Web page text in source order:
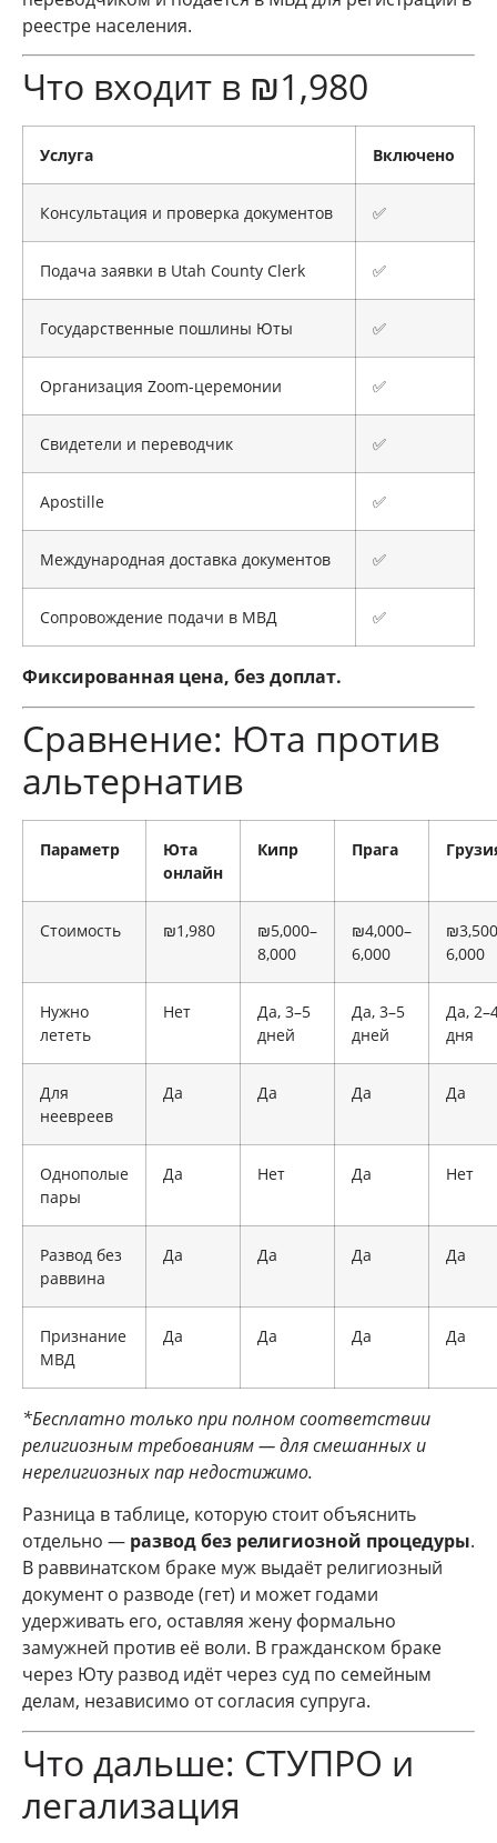
реестре населения.
Что входит в ₪1,980
Услуга Включено
Консультация и проверка документов ✅
Подача заявки в Utah County Clerk ✅
Государственные пошлины Юты ✅
Организация Zoom-церемонии ✅
Свидетели и переводчик ✅
Apostille ✅
Международная доставка документов ✅
Сопровождение подачи в МВД ✅
Фиксированная цена, без доплат.
Сравнение: Юта против
альтернатив
Параметр
Юта
онлайн
Кипр Прага
Стоимость ₪1,980
₪5,000–
8,000
₪4,000–
6,000
6,000
Нужно
лететь
Нет
Да, 3–5
дней
Да, 3–5
дней
Да,
дня
Для
неевреев
Да Да Да Да
Однополые
пары
Да Нет Да Нет
Развод без
раввина
Да Да Да Да
Признание
МВД
Да Да Да Да
*Бесплатно только при полном соответствии
религиозным требованиям — для смешанных и
нерелигиозных пар недостижимо.
Разница в таблице, которую стоит объяснить
отдельно — развод без религиозной процедуры.
В раввинатском браке муж выдаёт религиозный
документ о разводе (гет) и может годами
удерживать его, оставляя жену формально
замужней против её воли. В гражданском браке
через Юту развод идёт через суд по семейным
делам, независимо от согласия супруга.
Что дальше: СТУПРО и
легализация